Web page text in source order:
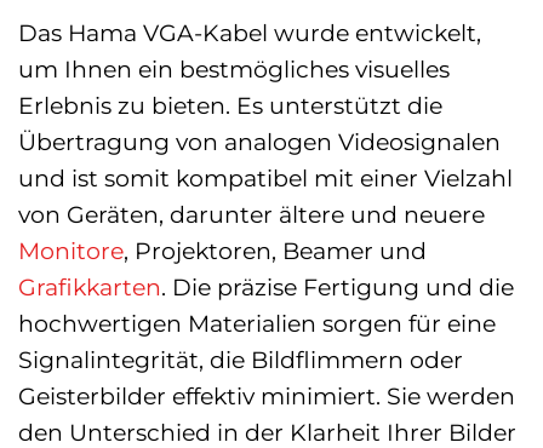
Das Hama VGA-Kabel wurde entwickelt,
um Ihnen ein bestmögliches visuelles
Erlebnis zu bieten. Es unterstützt die
Übertragung von analogen Videosignalen
und ist somit kompatibel mit einer Vielzahl
von Geräten, darunter ältere und neuere
Monitore, Projektoren, Beamer und
Grafikkarten. Die präzise Fertigung und die
hochwertigen Materialien sorgen für eine
Signalintegrität, die Bildflimmern oder
Geisterbilder effektiv minimiert. Sie werden
den Unterschied in der Klarheit Ihrer Bilder